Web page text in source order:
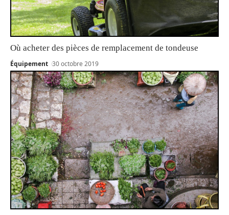
Où acheter des pièces de remplacement de tondeuse
Équipement 30 octobre 2019